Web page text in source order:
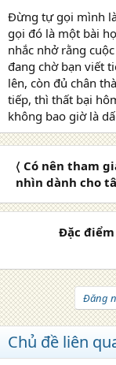
Đừng tự gọi mình
gọi đó là một bài
nhắc nhở rằng
đang chờ bạn viết
lên, còn đủ chân
tiếp, thì thất bại
không bao giờ là
〈 Có nên tham
nhìn dành cho
Đặc
Đăng
Chủ đề liên